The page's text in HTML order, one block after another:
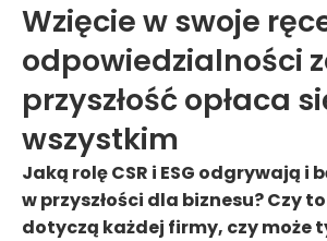
Wzięcie w swoje
odpowiedzialności
przyszłość opłaca
wszystkim
Jaką rolę CSR i ESG odgrywają i
w przyszłości dla biznesu? Czy
dotyczą każdej firmy, czy może